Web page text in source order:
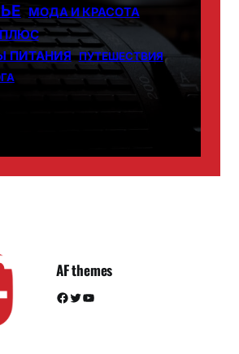
МОДА И КРАСОТА
ПИТАНИЯ ПУТЕШЕСТВИЯ
AF themes
Facebook Twitter YouTube